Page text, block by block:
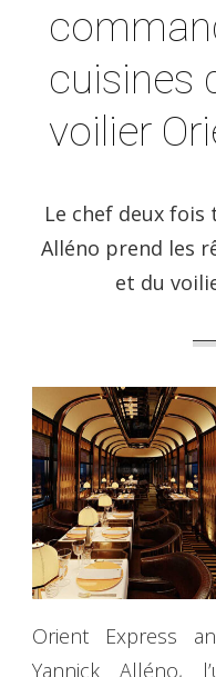
cuisines
voilier
Le chef deux
Alléno prend les
et du
Orient Express
Yannick Alléno,